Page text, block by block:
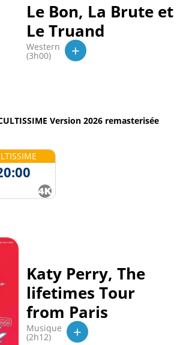
Le Bon, La Brute et
Le Truand
Western
(3h00) +
Version 2026 remasterisée
Katy Perry, The
lifetimes Tour
from Paris
Musique
(2h12) +